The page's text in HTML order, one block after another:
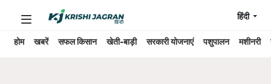
होम खबरें सफल किसान खेती-बाड़ी सरकारी योजनाएं पशुपालन मशीनरी
हिंदी